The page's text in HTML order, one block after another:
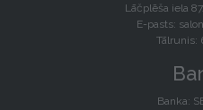
Lāčplēša iela
E-pasts:
Tālrunis:
Banka: